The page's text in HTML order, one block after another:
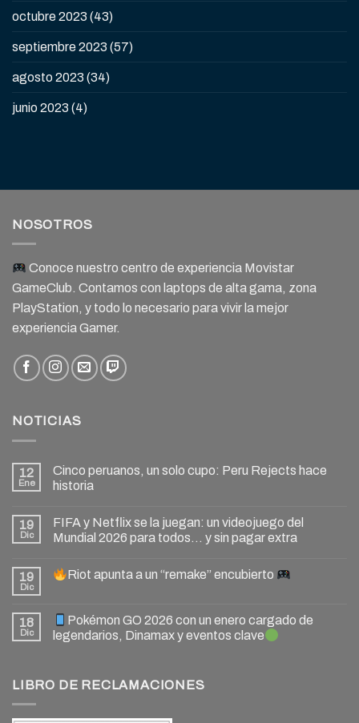
octubre 2023 (43)
septiembre 2023 (57)
agosto 2023 (34)
junio 2023 (4)
NOSOTROS
Conoce nuestro centro de experiencia Movistar
GameClub. Contamos con laptops de alta gama, zona
PlayStation, y todo lo necesario para vivir la mejor
experiencia Gamer.
NOTICIAS
12
Ene
Cinco peruanos, un solo cupo: Peru Rejects hace
historia
19
Dic
FIFA y Netflix se la juegan: un videojuego del
Mundial 2026 para todos… y sin pagar extra
19
Dic
Riot apunta a un “remake” encubierto
18
Dic
Pokémon GO 2026 con un enero cargado de
legendarios, Dinamax y eventos clave
LIBRO DE RECLAMACIONES